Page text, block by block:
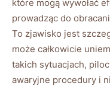
które mogą wywołać
prowadząc do
To zjawisko jest
może całkowicie
takich sytuacjach,
awaryjne procedury i